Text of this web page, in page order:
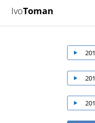
IvoToman